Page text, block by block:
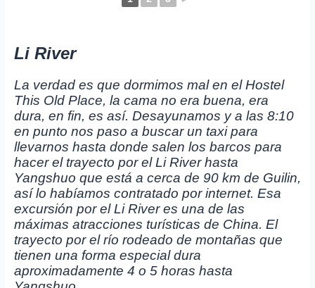
Li River
La verdad es que dormimos mal en el Hostel
This Old Place, la cama no era buena, era
dura, en fin, es así. Desayunamos y a las 8:10
en punto nos paso a buscar un taxi para
llevarnos hasta donde salen los barcos para
hacer el trayecto por el Li River hasta
Yangshuo que está a cerca de 90 km de Guilin,
así lo habíamos contratado por internet. Esa
excursión por el Li River es una de las
máximas atracciones turísticas de China. El
trayecto por el río rodeado de montañas que
tienen una forma especial dura
aproximadamente 4 o 5 horas hasta